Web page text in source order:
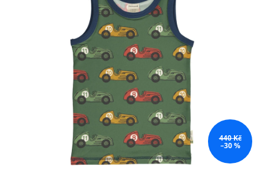
hvězdiček.
440 Kč
–30 %